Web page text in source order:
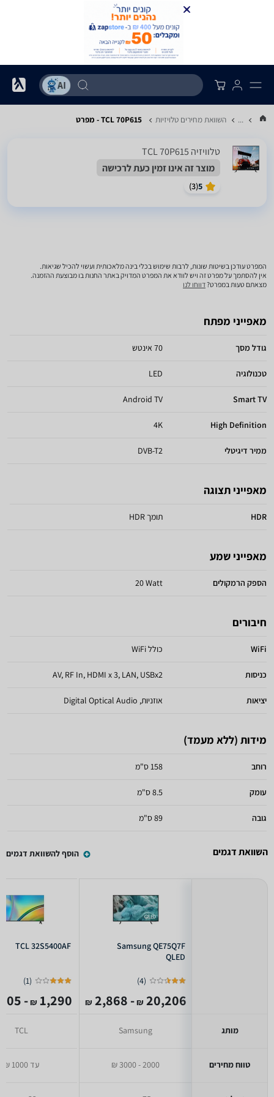
... השוואת מחירים טלויזיות TCL 70P615 - מפרט
טלוויזיה TCL 70P615
מוצר זה אינו זמין כעת לרכישה
5
(
3
)
המפרט עודכן בשיטות שונות, לרבות שימוש בכלי בינה מלאכותית ועשוי להכיל שגיאות.
אין להסתמך על מפרט זה ויש לוודא את המפרט המדויק באתר החנות בו מבוצעת ההזמנה.
מצאתם טעות במפרט?דווחו לנו
מאפייני מפתח
גודל מסך 70 אינטש
טכנולוגיה LED
Smart TV
Android TV
High Definition
4K
ממיר דיגיטלי DVB-T2
מאפייני תצוגה
HDR תומך HDR
מאפייני שמע
הספק הרמקולים 20 Watt
חיבורים
WiFi כולל WiFi
כניסות AV, RF In, HDMI x 3, LAN, USBx2
יציאות אוזניות, Digital Optical Audio
מידות (ללא מעמד)
רוחב 158 ס"מ
עומק 8.5 ס"מ
גובה 89 ס"מ
השוואת דגמים הוסף להשוואת דגמים
מותג
טווח מחירים
Samsung QE75Q7F
QLED
(
4
)
20,206
₪
- 2,868
₪
Samsung
2000 - 3000 ₪
TCL 32S5400AF
(
1
)
1,290
₪
- 705
TCL
עד 1000 ₪